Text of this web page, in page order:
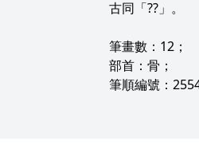
古同「??」。
筆畫數：12；
部首：骨；
筆順編號：